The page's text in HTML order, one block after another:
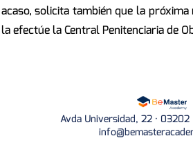
acaso, solicita también que la
la efectúe la Central Penitenciaria de
Avda Universidad, 22 · 03202